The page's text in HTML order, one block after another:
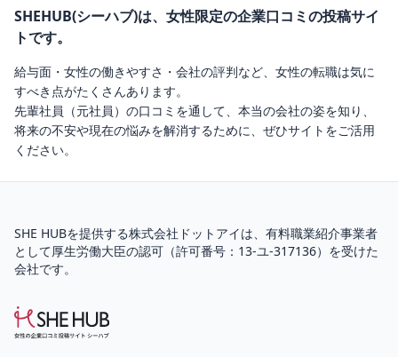
SHEHUB(シーハブ)は、女性限定の企業口コミの投稿サイ
トです。
給与面・女性の働きやすさ・会社の評判など、女性の転職は気に
すべき点がたくさんあります。
先輩社員（元社員）の口コミを通して、本当の会社の姿を知り、
将来の不安や現在の悩みを解消するために、ぜひサイトをご活用
ください。
SHE HUBを提供する株式会社ドットアイは、 有料職業紹介事業者
として厚生労働大臣の認可（許可番号：13-ユ-317136）を受けた
会社です。